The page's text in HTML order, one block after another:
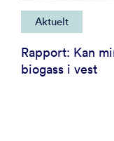
Aktuelt
Rapport: Kan
biogass i vest